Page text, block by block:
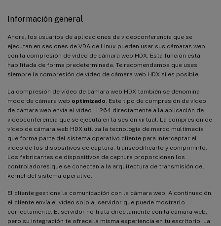
Información general
Ahora, los usuarios de aplicaciones de videoconferencia que se
ejecutan en sesiones de VDA de Linux pueden usar sus cámaras web
con la compresión de vídeo de cámara web HDX. Esta función está
habilitada de forma predeterminada. Te recomendamos que uses
siempre la compresión de vídeo de cámara web HDX si es posible.
La compresión de vídeo de cámara web HDX también se denomina
modo de cámara web optimizado . Este tipo de compresión de vídeo
de cámara web envía el vídeo H.264 directamente a la aplicación de
videoconferencia que se ejecuta en la sesión virtual. La compresión de
vídeo de cámara web HDX utiliza la tecnología de marco multimedia
que forma parte del sistema operativo cliente para interceptar el
vídeo de los dispositivos de captura, transcodificarlo y comprimirlo.
Los fabricantes de dispositivos de captura proporcionan los
controladores que se conectan a la arquitectura de transmisión del
kernel del sistema operativo.
El cliente gestiona la comunicación con la cámara web. A continuación,
el cliente envía el vídeo solo al servidor que puede mostrarlo
correctamente. El servidor no trata directamente con la cámara web,
pero su integración te ofrece la misma experiencia en tu escritorio. La